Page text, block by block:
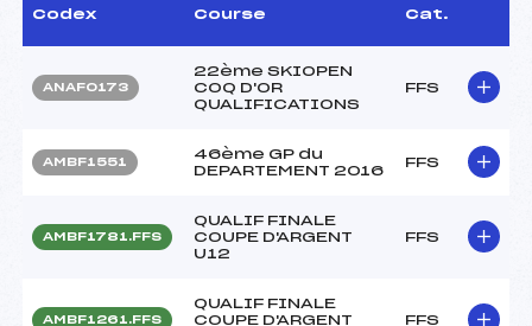
Codex Course Cat.
ANAF0173
22ème SKIOPEN
COQ D'OR
QUALIFICATIONS
FFS
AMBF1551
46ème GP du
DEPARTEMENT 2016
FFS
AMBF1781.FFS
QUALIF FINALE
COUPE D'ARGENT
U12
FFS
AMBF1261.FFS
QUALIF FINALE
COUPE D'ARGENT
FFS